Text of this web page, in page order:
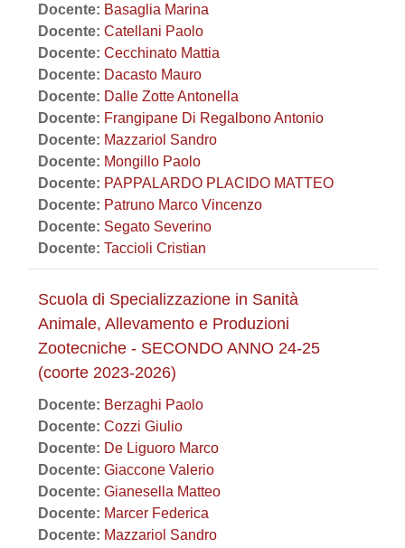
Docente: Basaglia Marina
Docente: Catellani Paolo
Docente: Cecchinato Mattia
Docente: Dacasto Mauro
Docente: Dalle Zotte Antonella
Docente: Frangipane Di Regalbono Antonio
Docente: Mazzariol Sandro
Docente: Mongillo Paolo
Docente: PAPPALARDO PLACIDO MATTEO
Docente: Patruno Marco Vincenzo
Docente: Segato Severino
Docente: Taccioli Cristian
Scuola di Specializzazione in Sanità
Animale, Allevamento e Produzioni
Zootecniche - SECONDO ANNO 24-25
(coorte 2023-2026)
Docente: Berzaghi Paolo
Docente: Cozzi Giulio
Docente: De Liguoro Marco
Docente: Giaccone Valerio
Docente: Gianesella Matteo
Docente: Marcer Federica
Docente: Mazzariol Sandro